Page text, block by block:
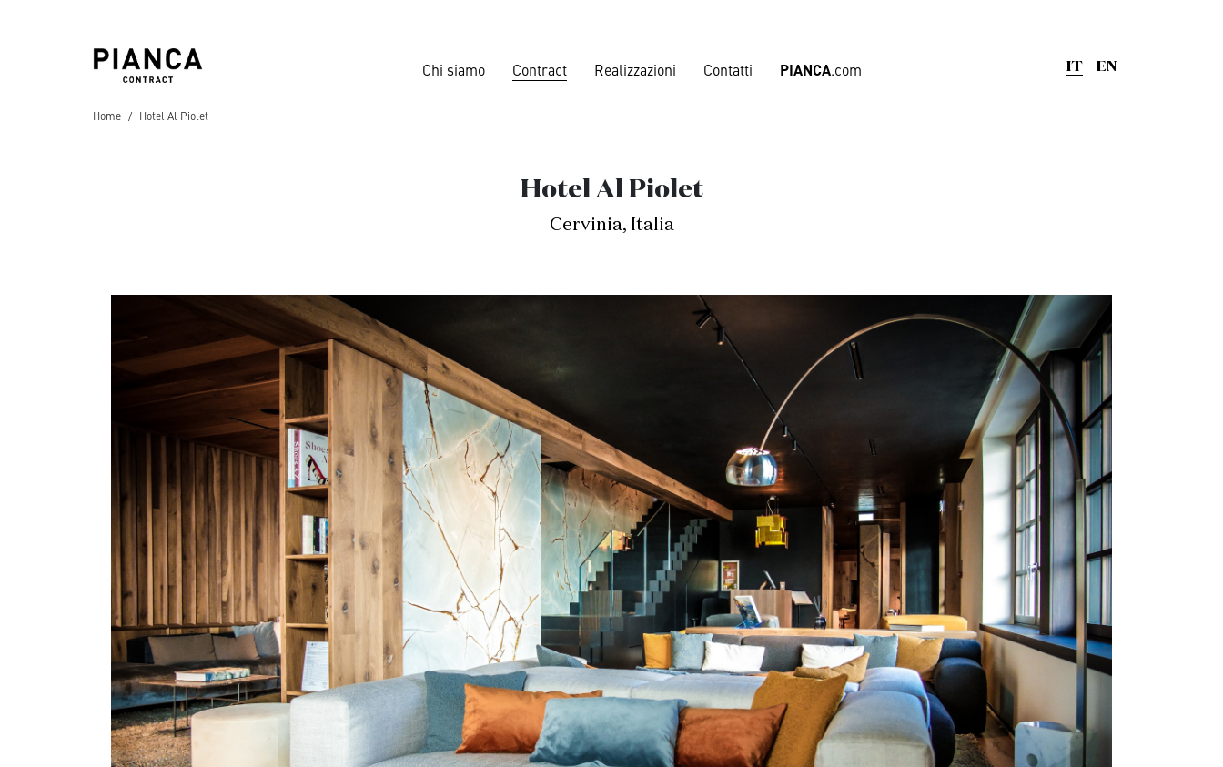
Chi siamo Contract Realizzazioni Contatti PIANCA.com IT EN
Residential
Ville,Appartamenti,Residences
Corporate
Banche
Nautical
Navi da crociera
Home Hotel Al Piolet
Hotel Al Piolet
Cervinia, Italia